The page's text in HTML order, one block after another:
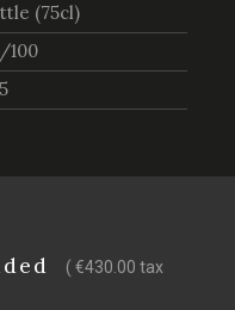
(75cl)
100
( €430.00 tax